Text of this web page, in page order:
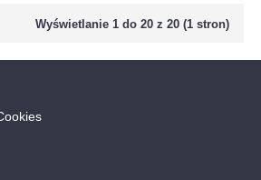
Wyświetlanie 1 do 20 z 20 (1 stron)